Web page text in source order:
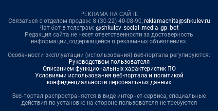
РЕКЛАМА НА САЙТЕ
Связаться с отделом продаж: 8 (30-22) 40-08-90, reklamachita@shkulev.ru
Чат-бот в телеграм: @shkulev_social_media_gp_bot
Редакция сайта не несет ответственности за достоверность
информации, содержащейся в рекламных объявлениях.
Особенности эксплуатации (использования) веб-портала регулируются:
Руководством пользователя
Описанием функциональных характеристик ПО
Условиями использования веб-портала и политикой
конфиденциальности персональных данных
Веб-портал распространяется в виде интернет-сервиса, специальные
действия по установке на стороне пользователя не требуются